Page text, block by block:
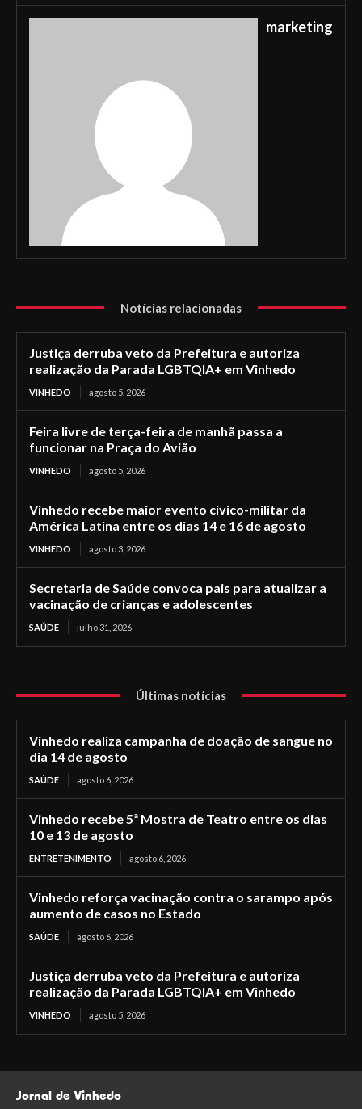
marketing
Notícias relacionadas
Justiça derruba veto da Prefeitura e autoriza
realização da Parada LGBTQIA+ em Vinhedo
VINHEDO agosto 5, 2026
Feira livre de terça-feira de manhã passa a
funcionar na Praça do Avião
VINHEDO agosto 5, 2026
Vinhedo recebe maior evento cívico-militar da
América Latina entre os dias 14 e 16 de agosto
VINHEDO agosto 3, 2026
Secretaria de Saúde convoca pais para atualizar a
vacinação de crianças e adolescentes
SAÚDE julho 31, 2026
Últimas notícias
Vinhedo realiza campanha de doação de sangue no
dia 14 de agosto
SAÚDE agosto 6, 2026
Vinhedo recebe 5ª Mostra de Teatro entre os dias
10 e 13 de agosto
ENTRETENIMENTO agosto 6, 2026
Vinhedo reforça vacinação contra o sarampo após
aumento de casos no Estado
SAÚDE agosto 6, 2026
Justiça derruba veto da Prefeitura e autoriza
realização da Parada LGBTQIA+ em Vinhedo
VINHEDO agosto 5, 2026
Jornal de Vinhedo